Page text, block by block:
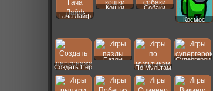
Гача Лайф
Кошки
Собаки
Космос
Создать Пер
Пазлы
По Мультам
Супергерои